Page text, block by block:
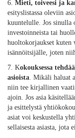
6. Mieti, toiveesi ja
esityslistassa oleviin
kuuntelulle. Jos sinulla
investoinneista tai
huoltokorjaukset kuten
isännöitsijälle, joten
7. Kokouksessa
asioista. Mikäli haluat
niin tee kirjallinen
ajoin. Jos asia
ja esittelystä
asiat voi keskustella
sellaisesta asiasta, jota